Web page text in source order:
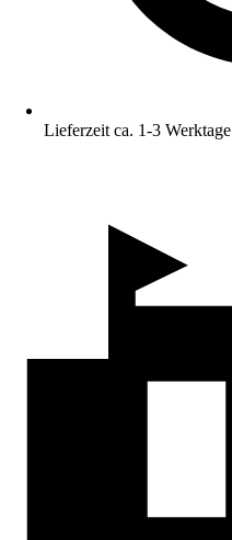
Lieferzeit ca. 1-3 Werktage